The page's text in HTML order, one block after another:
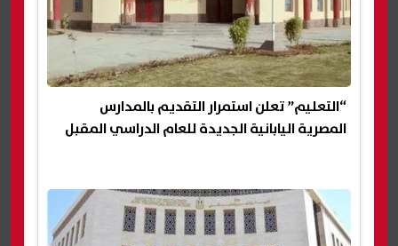
“التعليم” تعلن استمرار التقديم بالمدارس
المصرية اليابانية الجديدة للعام الدراسي المقبل